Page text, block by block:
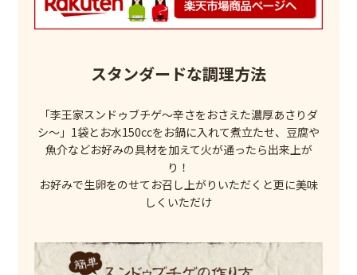
スタンダードな調理方法
「李王家スンドゥブチゲ～辛さをおさえた濃厚あさりダ
シ～」1袋とお水150ccをお鍋に入れて煮立たせ、豆腐や
魚介などお好みの具材を加えて火が通ったら出来上が
り！
お好みで生卵をのせてお召し上がりいただくと更に美味
しくいただけ